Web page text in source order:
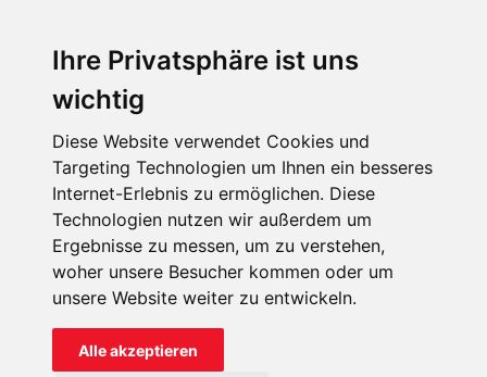
Ihre Privatsphäre ist uns
wichtig
Diese Website verwendet Cookies und
Targeting Technologien um Ihnen ein besseres
Internet-Erlebnis zu ermöglichen. Diese
Technologien nutzen wir außerdem um
Ergebnisse zu messen, um zu verstehen,
woher unsere Besucher kommen oder um
unsere Website weiter zu entwickeln.
Alle akzeptieren
Nach dem Angriff auf die Kirche begaben sich die Angreifer
in die Stadt und zerstörten 60 Häuser und Getreidespeicher.
Unter den Opfern war auch ein Katechet, die Vorsitzende
des Pfarrgemeinderats und der Direktor des einzigen
Gymnasiums der Stadt.
Die Probleme, die die Kirche in Nigeria bewältigen muss,